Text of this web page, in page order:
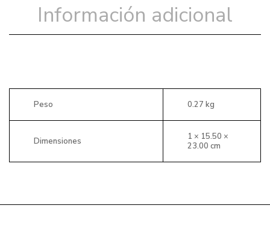
Información adicional
Peso 0.27 kg
Dimensiones
1 × 15.50 ×
23.00 cm